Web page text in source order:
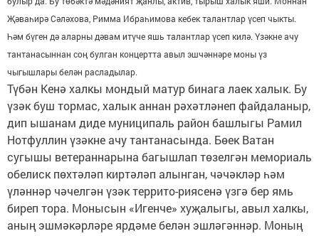
Җәваһирә Сәләхова, Римма Ибраһимова кебек талантлар үсеп чыкты.
Һәм бүген дә аларны дәвам итүче яшь талантлар үсеп килә. Үзәкне ачу
тантанасыннан соң булган концертта авыл эшчәннәре моны үз
чыгышлары белән расладылар.
Түбән Кенә халкы мондый матур бинага лаек халык. Бу
үзәк буш тормас, халык аннан рәхәтләнеп файдаланыр,
дип ышанам диде муниципаль район башлыгы Рамил
Нотфуллин үзәкне ачу тантанасында. Бөек Ватан
сугышы ветераннарына багышлап төзелгән мемориаль
обелиск пөхтәләп киртәләп алынган, чәчәкләр һәм
үләннәр чәчелгән үзәк террито-риясенә үзгә бер ямь
биреп тора. Монысын «Игенче» хуҗалыгы, авыл халкы,
аның эшмәкәрләре ярдәме белән эшләгәннәр. Моның